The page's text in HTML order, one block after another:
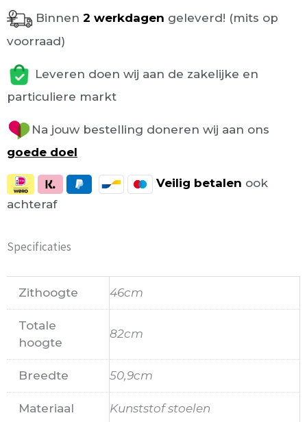
Binnen 2 werkdagen geleverd! (mits op
voorraad)
Leveren doen wij aan de zakelijke en
particuliere markt
Na jouw bestelling doneren wij aan ons
goede doel
Veilig betalen ook
achteraf
Specificaties
Zithoogte 46cm
Totale
hoogte
82cm
Breedte 50,9cm
Materiaal Kunststof stoelen